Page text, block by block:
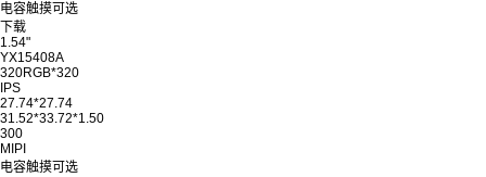
电容触摸可选
下载
1.54"
YX15408A
320RGB*320
IPS
27.74*27.74
31.52*33.72*1.50
300
MIPI
电容触摸可选